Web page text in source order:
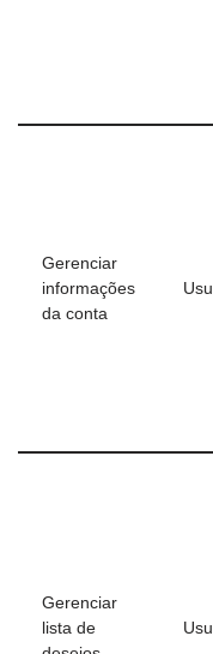
Gerenciar
informações
da conta
Gerenciar
lista de